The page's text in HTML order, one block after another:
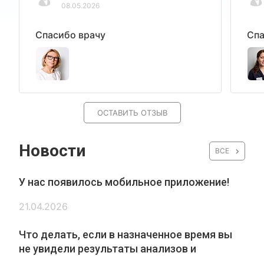
08.05.2026
Спасибо врачу
ОСТАВИТЬ ОТЗЫВ
Новости ВСЕ
У нас появилось мобильное приложение!
21.04.2026
Что делать, если в назначенное время вы
не увидели результаты анализов и